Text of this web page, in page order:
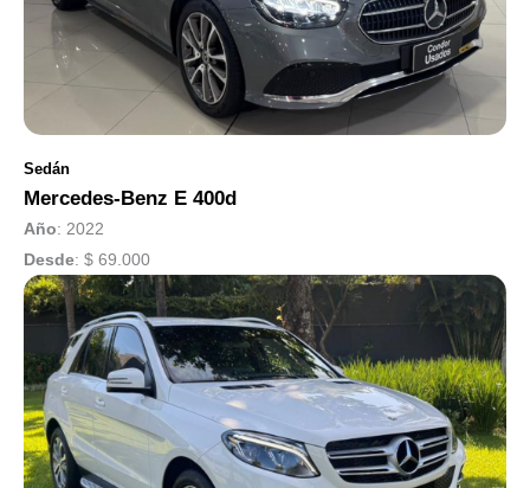
Sedán
Mercedes-Benz E 400d
Año: 2022
Desde: $ 69.000